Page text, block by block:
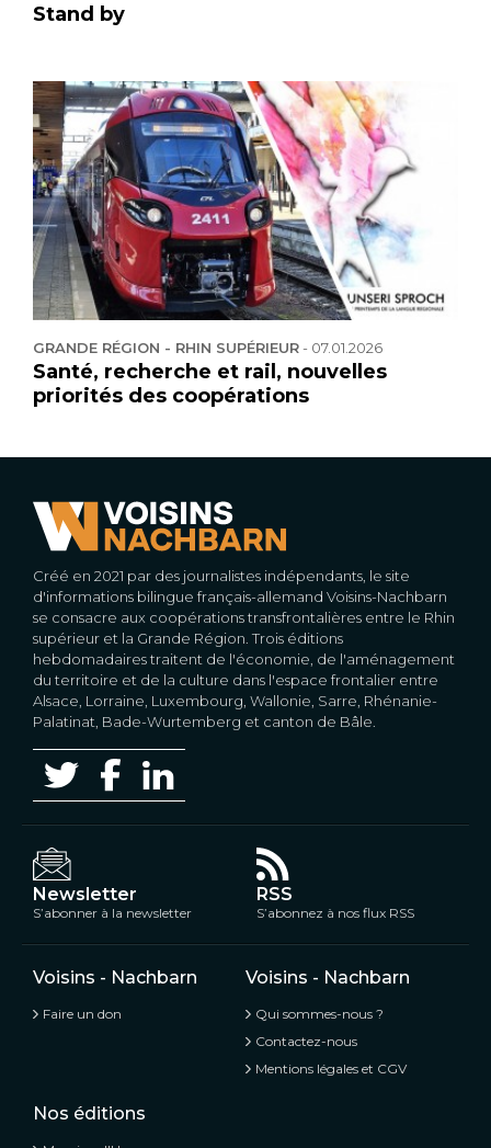
Stand by
GRANDE RÉGION - RHIN SUPÉRIEUR- 07.01.2026
Santé, recherche et rail, nouvelles
priorités des coopérations
Créé en 2021 par des journalistes indépendants, le site
d'informations bilingue français-allemand Voisins-Nachbarn
se consacre aux coopérations transfrontalières entre le Rhin
supérieur et la Grande Région. Trois éditions
hebdomadaires traitent de l'économie, de l'aménagement
du territoire et de la culture dans l'espace frontalier entre
Alsace, Lorraine, Luxembourg, Wallonie, Sarre, Rhénanie-
Palatinat, Bade-Wurtemberg et canton de Bâle.
Newsletter
S’abonner à la newsletter
RSS
S’abonnez à nos flux RSS
Voisins - Nachbarn
Faire un don
Voisins - Nachbarn
Qui sommes-nous ?
Contactez-nous
Mentions légales et CGV
Nos éditions